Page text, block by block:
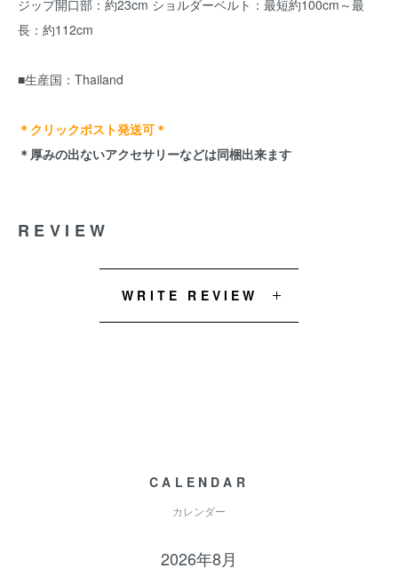
ジップ開口部：約23cm ショルダーベルト：最短約100cm～最
長：約112cm
■生産国：Thailand
＊クリックポスト発送可＊
＊厚みの出ないアクセサリーなどは同梱出来ます
REVIEW
WRITE REVIEW
CALENDAR
カレンダー
2026年8月